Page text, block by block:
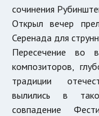
сочинения
Открыл вечер
Серенада для
Пересечение во
композиторов,
традиции
вылились в
совпадение